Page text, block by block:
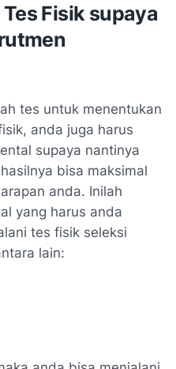
Fisik supaya
tes untuk menentukan
anda juga harus
supaya nantinya
bisa maksimal
anda. Inilah
yang harus anda
tes fisik seleksi
lain: